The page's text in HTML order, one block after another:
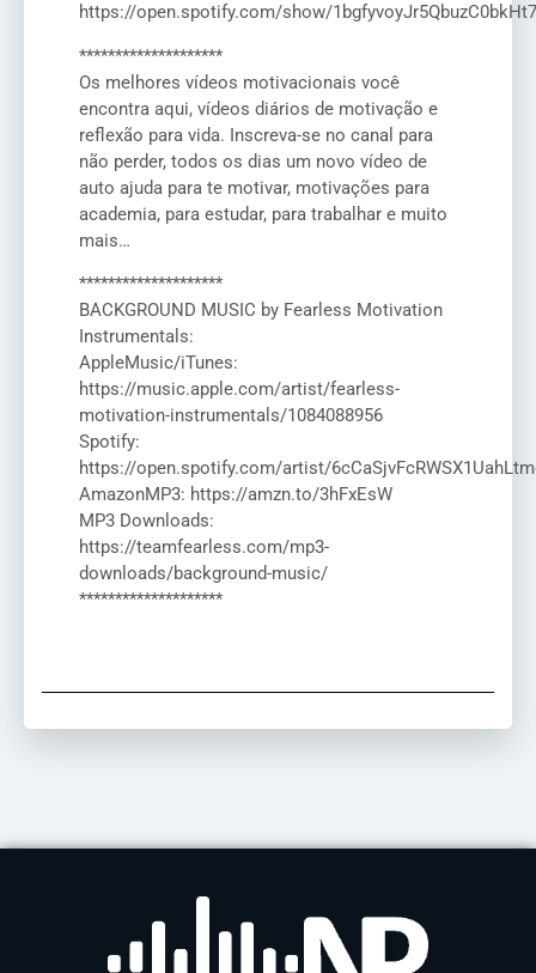
https://open.spotify.com/show/1bgfyvoyJr5QbuzC0bkHt7
********************
Os melhores vídeos motivacionais você
encontra aqui, vídeos diários de motivação e
reflexão para vida. Inscreva-se no canal para
não perder, todos os dias um novo vídeo de
auto ajuda para te motivar, motivações para
academia, para estudar, para trabalhar e muito
mais…
********************
BACKGROUND MUSIC by Fearless Motivation
Instrumentals:
AppleMusic/iTunes:
https://music.apple.com/artist/fearless-
motivation-instrumentals/1084088956
Spotify:
https://open.spotify.com/artist/
AmazonMP3: https://amzn.to/3hFxEsW
MP3 Downloads:
https://teamfearless.com/mp3-
downloads/background-music/
********************